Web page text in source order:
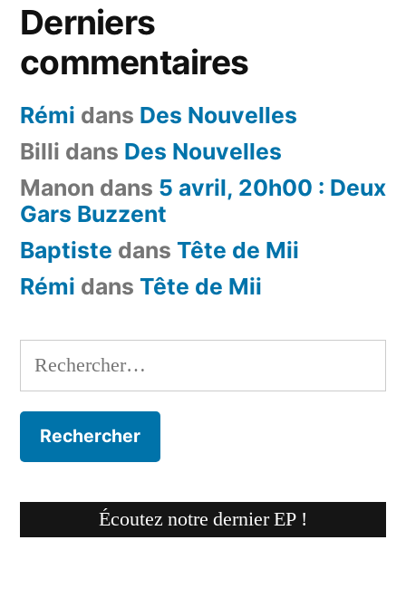
Derniers
commentaires
Rémi dans Des Nouvelles
Billi dans Des Nouvelles
Manon dans 5 avril, 20h00 : Deux
Gars Buzzent
Baptiste dans Tête de Mii
Rémi dans Tête de Mii
Rechercher :
Écoutez notre dernier EP !